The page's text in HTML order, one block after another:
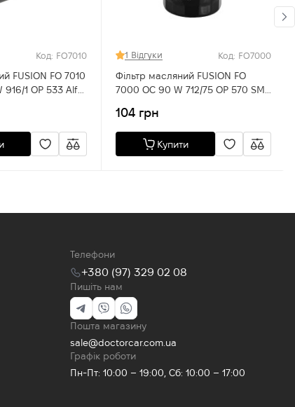
Код: FO7010
FUSION FO 7010
1 Відгуки Код: FO7000
Фільтр масляний FUSION FO
7000 OC 90 W 712/75 OP 570 SM
104 грн
Купити
Телефони
+380 (97) 329 02 08
Пишіть нам
Пошта магазину
sale@doctorcar.com.ua
Графік роботи
Пн-Пт: 10:00 – 19:00, Сб: 10:00 – 17:00